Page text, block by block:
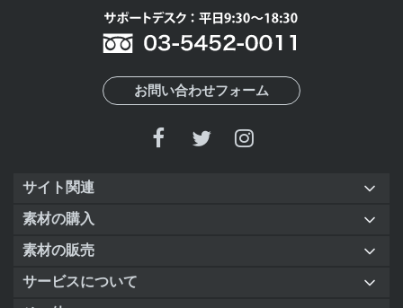
お問い合わせフォーム
サイト関連
素材の購入
素材の販売
サービスについて